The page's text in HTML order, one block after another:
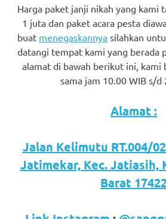
watches.
24
Hours
Discover
More
Harga paket janji nikah yang kami
1 juta dan paket acara pesta
buat menegaskannya silahkan
datangi tempat kami yang berada
alamat di bawah berikut ini, kami
sama jam 10.00 WIB s/d
Alamat :
Jalan Kelimutu RT.004/
Jatimekar, Kec. Jatiasih,
Barat